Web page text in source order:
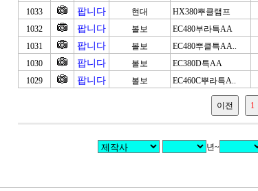
1033
팝니다 현대 HX380뿌클램프
1032
팝니다 볼보 EC480부라특AA
1031
팝니다 볼보 EC480뿌클특AA..
1030
팝니다 볼보 EC380D특AA
1029
팝니다 볼보 EC460C뿌라특A..
년~